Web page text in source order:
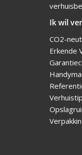
Ik wil
CO2-
Erkende